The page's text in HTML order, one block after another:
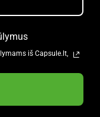
iš Capsule.lt,